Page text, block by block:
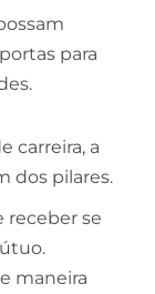
para
carreira, a
dos pilares.
receber se
maneira